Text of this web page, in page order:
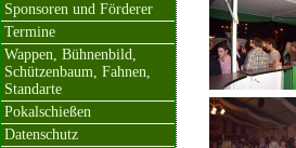
Sponsoren und Förderer
Termine
Wappen, Bühnenbild,
Schützenbaum, Fahnen,
Standarte
Pokalschießen
Datenschutz